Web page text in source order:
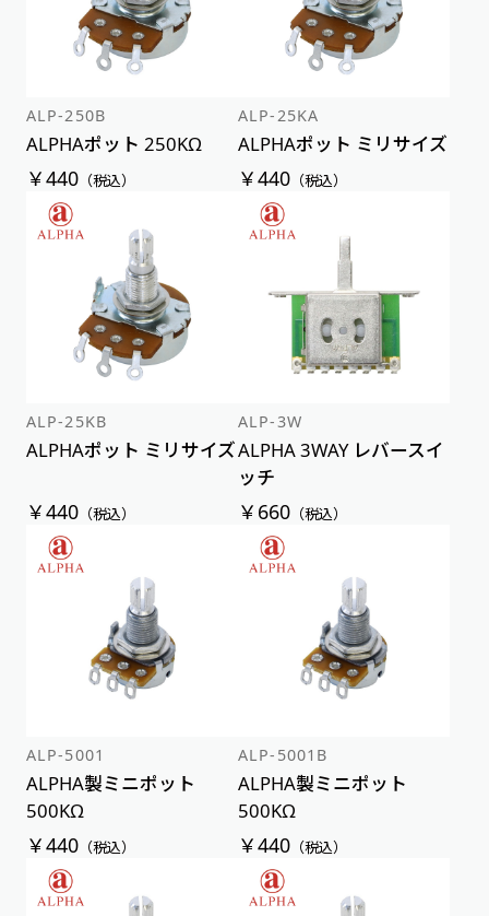
ALP-250B
ALPHAポット 250KΩ
￥440（税込）
ALP-25KA
ALPHAポット ミリサイズ
￥440 （税込）
ALP-25KB
ALPHAポット ミリサイズ
￥440（税込）
ALP-3W
ALPHA 3WAY レバースイ
ッチ
￥660 （税込）
ALP-5001
ALPHA製ミニポット
500KΩ
￥440（税込）
ALP-5001B
ALPHA製ミニポット
500KΩ
￥440 （税込）